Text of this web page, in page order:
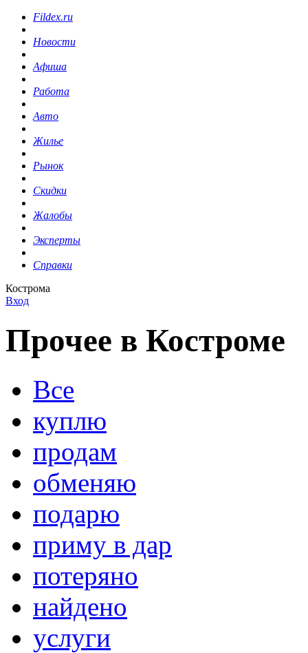
Fildex.ru
Новости
Афиша
Работа
Авто
Жилье
Рынок
Скидки
Жалобы
Эксперты
Справки
Кострома
Вход
Прочее в Костроме
Все
куплю
продам
обменяю
подарю
приму в дар
потеряно
найдено
услуги